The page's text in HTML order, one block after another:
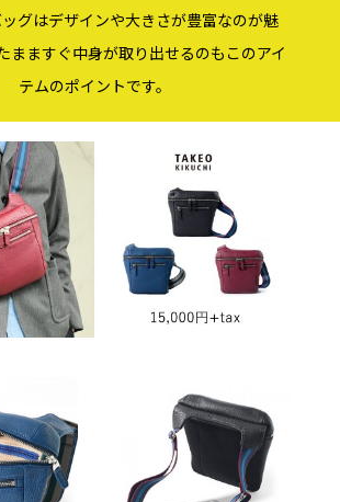
グはデザインや大きさが豊富なのが魅
まますぐ中身が取り出せるのもこのアイ
テムのポイントです。